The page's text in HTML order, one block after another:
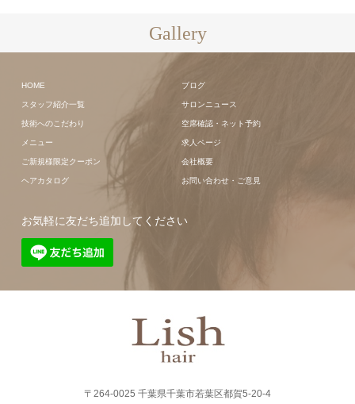
Gallery
HOME
スタッフ紹介一覧
技術へのこだわり
メニュー
ご新規様限定クーポン
ヘアカタログ
ブログ
サロンニュース
空席確認・ネット予約
求人ページ
会社概要
お問い合わせ・ご意見
お気軽に友だち追加してください
〒264-0025 千葉県千葉市若葉区都賀5-20-4